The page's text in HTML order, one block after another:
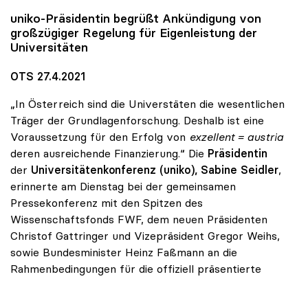
uniko-Präsidentin begrüßt Ankündigung von
großzügiger Regelung für Eigenleistung der
Universitäten
OTS 27.4.2021
„In Österreich sind die Universtäten die wesentlichen
Träger der Grundlagenforschung. Deshalb ist eine
Voraussetzung für den Erfolg von exzellent = austria
deren ausreichende Finanzierung.“ Die Präsidentin
der Universitätenkonferenz (uniko), Sabine Seidler,
erinnerte am Dienstag bei der gemeinsamen
Pressekonferenz mit den Spitzen des
Wissenschaftsfonds FWF, dem neuen Präsidenten
Christof Gattringer und Vizepräsident Gregor Weihs,
sowie Bundesminister Heinz Faßmann an die
Rahmenbedingungen für die offiziell präsentierte